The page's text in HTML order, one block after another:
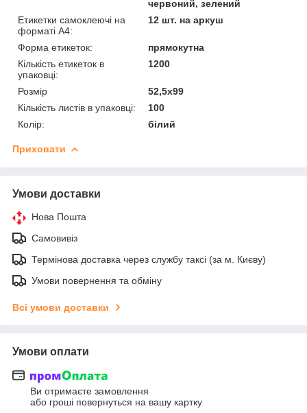
червоний, зелений
Етикетки самоклеючі на
форматі А4:
12 шт. на аркуш
Форма етикеток:
прямокутна
Кількість етикеток в
упаковці:
1200
Розмір
52,5х99
Кількість листів в упаковці:
100
Колір:
білий
Приховати
Умови доставки
Нова Пошта
Самовивіз
Термінова доставка через службу таксі (за м. Києву)
Умови повернення та обміну
Всі умови доставки
Умови оплати
Ви отримаєте замовлення
або гроші повернуться на вашу картку